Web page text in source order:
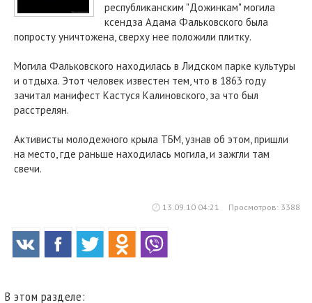
республиканским "Дожинкам" могила
ксендза Адама Фальковского была
попросту уничтожена, сверху нее положили плитку.
Могила Фальковского находилась в Лидском парке культуры
и отдыха. Этот человек известен тем, что в 1863 году
зачитал манифест Кастуся Калиновского, за что был
расстрелян.
Активисты молодежного крыла ТБМ, узнав об этом, пришли
на место, где раньше находилась могила, и зажгли там
свечи.
13.09.10 04:21 Просмотров: 3388
В этом разделе: